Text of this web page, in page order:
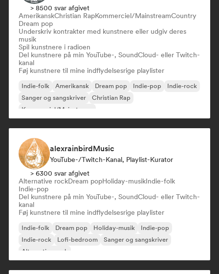
> 8500 svar afgivet
AmerikanskChristian RapKommerciel/MainstreamCountry
Dream pop
Underskriv kontrakter med kunstnere eller udgiv deres
musik
Spil kunstnere i radioen
Del kunstnere på min YouTube-, SoundCloud- eller Twitch-
kanal
Føj kunstnere til mine indflydelsesrige playlister
Indie-folk Amerikansk Dream pop Indie-pop
Indie-rock
Sanger og sangskriver
Christian Rap
Kommerciel/Mainstream
alexrainbirdMusic
YouTube-/Twitch-Kanal, Playlist-Kurator
> 6300 svar afgivet
Alternative rockDream popHoliday-musikIndie-folk
Indie-pop
Del kunstnere på min YouTube-, SoundCloud- eller Twitch-
kanal
Føj kunstnere til mine indflydelsesrige playlister
Indie-folk Dream pop Holiday-musik
Indie-pop
Indie-rock
Lofi-bedroom
Sanger og sangskriver
Alternative rock